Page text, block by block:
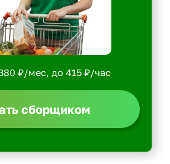
₽/мес, до 415 ₽/час
сборщиком